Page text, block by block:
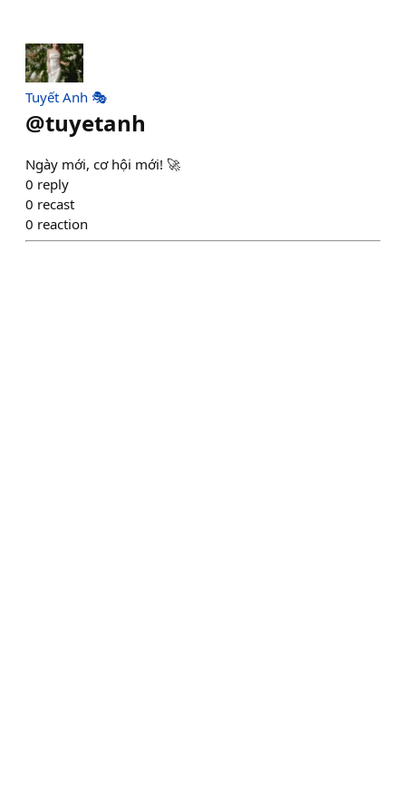
Tuyết Anh 🎭
@tuyetanh
Ngày mới, cơ hội mới! 🚀
0 reply
0 recast
0 reaction